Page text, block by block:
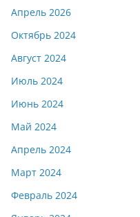
Апрель 2026
Октябрь 2024
Август 2024
Июль 2024
Июнь 2024
Май 2024
Апрель 2024
Март 2024
Февраль 2024